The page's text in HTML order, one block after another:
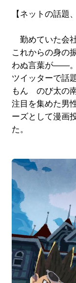
【ネットの話題
勤めていた会
これからの身の
わぬ言葉が――。
ツイッターで話
もん のび太の
注目を集めた男
ーズとして漫画
た。